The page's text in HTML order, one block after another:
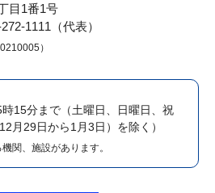
目1番1号
1111（代表）
）
15分まで （土曜日、日曜日、祝
月29日から1月3日）を除く）
関、施設があります。